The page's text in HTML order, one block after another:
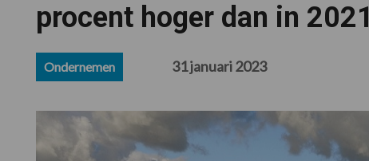
procent hoger dan in 2021
Ondernemen 31 januari 2023